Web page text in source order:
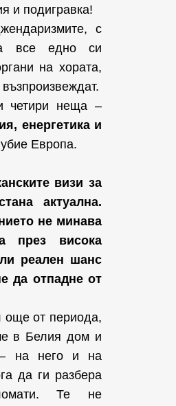
и подигравка!
с
все едно си
на хората,
четири неща –
енергетика и
Европа.
визи за
актуална.
не минава
през висока
реален шанс
да отпадне от
още от периода,
в Белия дом и
на него и на
да ги разбера
Те не